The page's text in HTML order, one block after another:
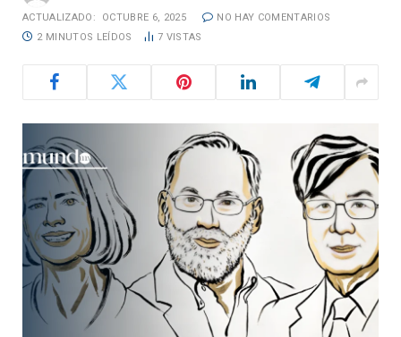
ACTUALIZADO: OCTUBRE 6, 2025
NO HAY COMENTARIOS
2 MINUTOS LEÍDOS
7 VISTAS